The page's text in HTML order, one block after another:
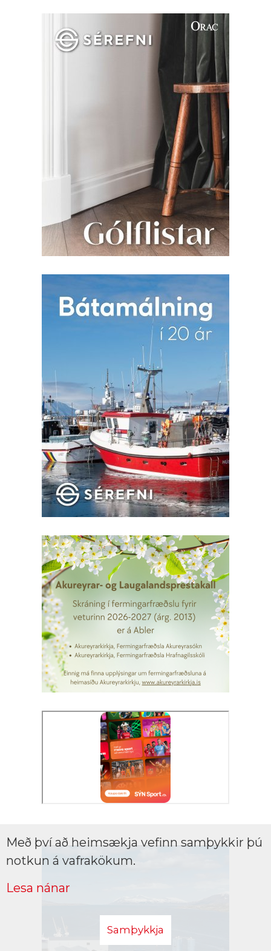
Með því að heimsækja vefinn samþykkir þú
notkun á vafrakökum.
Lesa nánar
Samþykkja